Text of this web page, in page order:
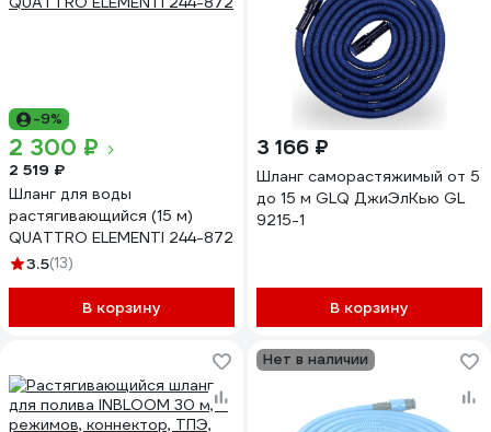
-9%
2 300 ₽
2 519 ₽
Шланг для воды
растягивающийся (15 м)
QUATTRO ELEMENTI 244-872
3.5(13)
В корзину
3 166 ₽
Шланг саморастяжимый от 5
до 15 м GLQ ДжиЭлКью GL
9215-1
В корзину
Нет в наличии